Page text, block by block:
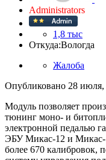
Administrators
1,8 тыс
Откуда:Вологда
Жалоба
Опубликовано 28 июля,
Модуль позволяет
тюнинг моно- и
электронной педалью
ЭБУ Микас-12 и Микас-
более 670 калибровок,